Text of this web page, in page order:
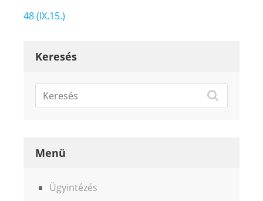
Bejegyzés
48 (IX.15.)
Keresés
Menü
Ügyintézés